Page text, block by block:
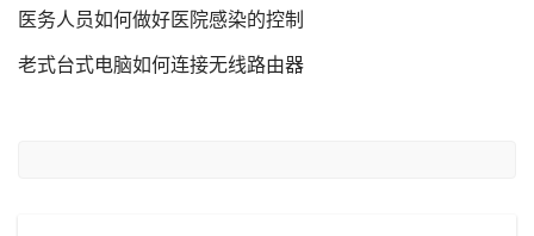
医务人员如何做好医院感染的控制
老式台式电脑如何连接无线路由器